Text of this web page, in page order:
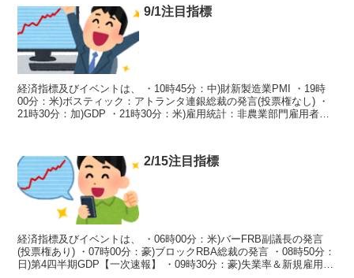
9/1注目指標
経済指標及びイベントは、 ・10時45分：中)財新製造業PMI ・19時
00分：米)ボスティック：アトランタ連銀総裁の発言(投票権なし) ・
21時30分：加)GDP ・21時30分：米)雇用統計：非農業部門雇用者数/
2/15注目指標
経済指標及びイベントは、 ・06時00分：米)バーFRB副議長の発言
(投票権あり) ・07時00分：豪)ブロックRBA総裁の発言 ・08時50分：
日)第4四半期GDP【一次速報】 ・09時30分：豪)失業率＆新規雇用者